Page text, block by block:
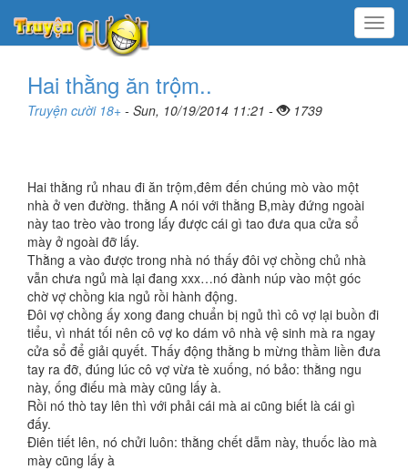
Menu
Hai thằng ăn trộm..
Truyện cười 18+ - Sun, 10/19/2014 11:21 - 1739
Hai thằng rủ nhau đi ăn trộm,đêm đến chúng mò vào một
nhà ở ven đường. thằng A nói với thằng B,mày đứng ngoài
này tao trèo vào trong lấy được cái gì tao đưa qua cửa sổ
mày ở ngoài đỡ lấy.
Thằng a vào được trong nhà nó thấy đôi vợ chồng chủ nhà
vẫn chưa ngủ mà lại đang xxx…nó đành núp vào một góc
chờ vợ chồng kia ngủ rồi hành động.
Đôi vợ chồng ấy xong đang chuẩn bị ngủ thì cô vợ lại buồn đi
tiểu, vì nhát tối nên cô vợ ko dám vô nhà vệ sinh mà ra ngay
cửa sổ để giải quyết. Thấy động thằng b mừng thầm liền đưa
tay ra đỡ, đúng lúc cô vợ vừa tè xuống, nó bảo: thằng ngu
này, ống điếu mà mày cũng lấy à.
Rồi nó thò tay lên thì với phải cái mà ai cũng biết là cái gì
đấy.
Điên tiết lên, nó chửi luôn: thằng chết dẫm này, thuốc lào mà
mày cũng lấy à